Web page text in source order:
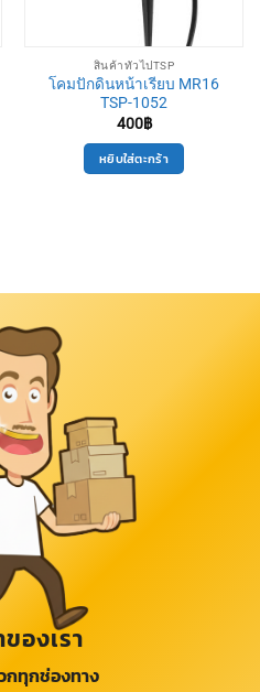
สินค้าทั่วไปTSP
โคมปักดินหน้าเรียบ MR16
TSP-1052
400฿
หยิบใส่ตะกร้า
องเรา
กทุกช่องทาง